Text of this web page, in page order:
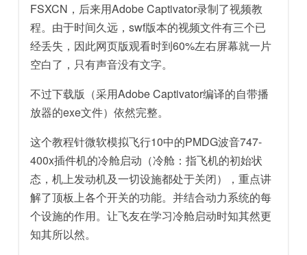
FSXCN，后来用Adobe Captivator录制了视频教
程。由于时间久远，swf版本的视频文件有三个已
经丢失，因此网页版观看时到60%左右屏幕就一片
空白了，只有声音没有文字。
不过下载版（采用Adobe Captivator编译的自带播
放器的exe文件）依然完整。
这个教程针微软模拟飞行10中的PMDG波音747-
400x插件机的冷舱启动（冷舱：指飞机的初始状
态，机上发动机及一切设施都处于关闭），重点讲
解了顶板上各个开关的功能。并结合动力系统的每
个设施的作用。让飞友在学习冷舱启动时知其然更
知其所以然。